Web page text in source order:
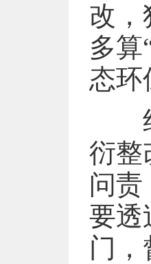
改，
多算
态环
纪
衍整
问责
要透
门